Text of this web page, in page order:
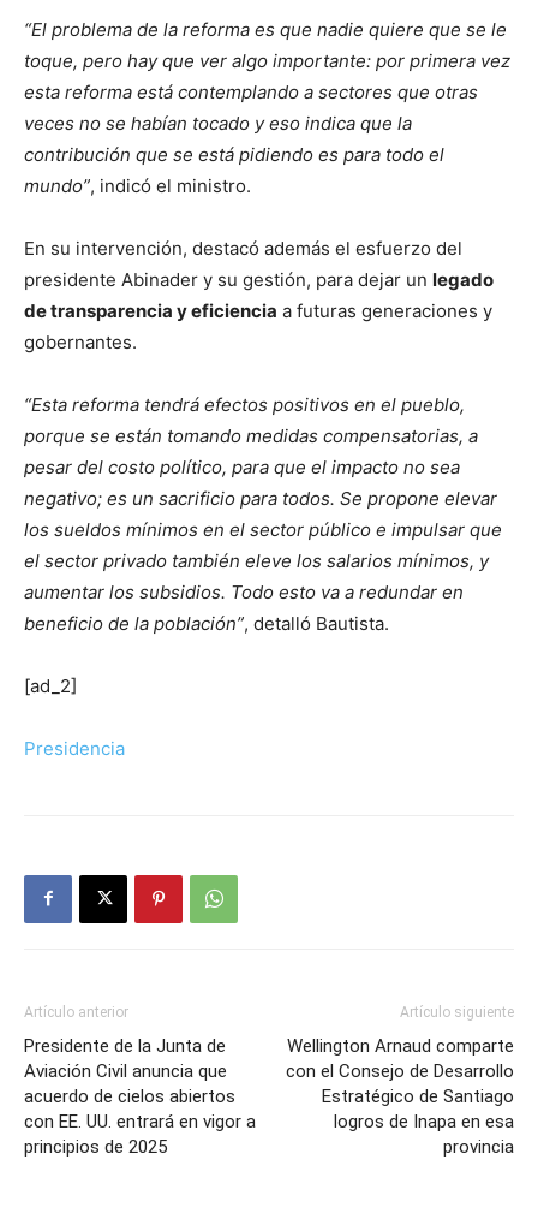
“El problema de la reforma es que nadie quiere que se le
toque, pero hay que ver algo importante: por primera vez
esta reforma está contemplando a sectores que otras
veces no se habían tocado y eso indica que la
contribución que se está pidiendo es para todo el
mundo”, indicó el ministro.
En su intervención, destacó además el esfuerzo del
presidente Abinader y su gestión, para dejar un legado
de transparencia y eficiencia a futuras generaciones y
gobernantes.
“Esta reforma tendrá efectos positivos en el pueblo,
porque se están tomando medidas compensatorias, a
pesar del costo político, para que el impacto no sea
negativo; es un sacrificio para todos. Se propone elevar
los sueldos mínimos en el sector público e impulsar que
el sector privado también eleve los salarios mínimos, y
aumentar los subsidios. Todo esto va a redundar en
beneficio de la población”, detalló Bautista.
[ad_2]
Presidencia
Artículo anterior
Presidente de la Junta de
Aviación Civil anuncia que
acuerdo de cielos abiertos
con EE. UU. entrará en vigor a
principios de 2025
Artículo siguiente
Wellington Arnaud comparte
con el Consejo de Desarrollo
Estratégico de Santiago
logros de Inapa en esa
provincia